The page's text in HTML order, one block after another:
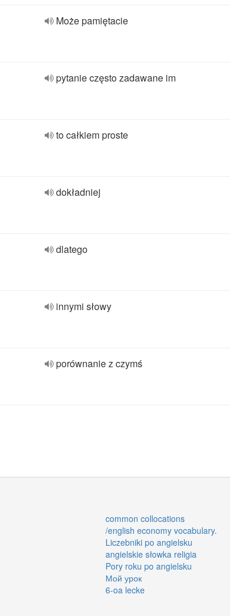
Może pamiętacie
pytanie często zadawane im
to całkiem proste
dokładniej
dlatego
innymi słowy
porównanie z czymś
common collocations
/english economy vocabulary.
Liczebniki po angielsku
angielskie słowka religia
Pory roku po angielsku
Мой урок
6-oa lecke